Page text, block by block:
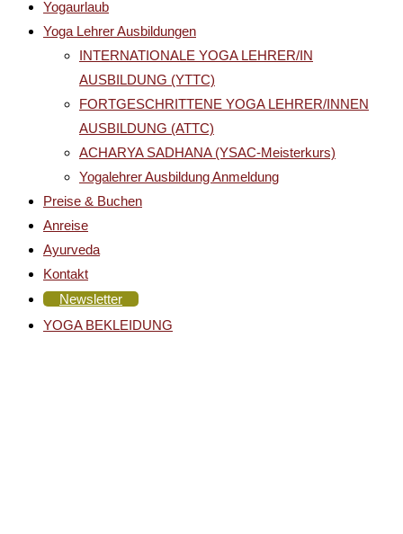
Yogaurlaub
Yoga Lehrer Ausbildungen
INTERNATIONALE YOGA LEHRER/IN
AUSBILDUNG (YTTC)
FORTGESCHRITTENE YOGA LEHRER/INNEN
AUSBILDUNG (ATTC)
ACHARYA SADHANA (YSAC-Meisterkurs)
Yogalehrer Ausbildung Anmeldung
Preise & Buchen
Anreise
Ayurveda
Kontakt
Newsletter
YOGA BEKLEIDUNG